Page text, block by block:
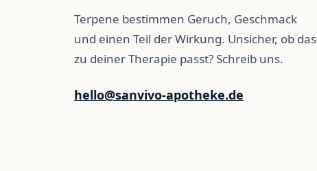
Terpene bestimmen Geruch, Geschmack
und einen Teil der Wirkung. Unsicher, ob das
zu deiner Therapie passt? Schreib uns.
hello@sanvivo-apotheke.de